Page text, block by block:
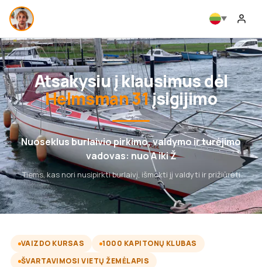
Atsakysiu į klausimus dėl
Helmsman 31įsigijimo
Nuoseklus burlaivio pirkimo, valdymo ir turėjimo
vadovas: nuo A iki Ž
Tiems, kas nori nusipirkti burlaivį, išmokti jį valdyti ir prižiūrėti
VAIZDO KURSAS
1000 KAPITONŲ KLUBAS
ŠVARTAVIMOSI VIETŲ ŽEMĖLAPIS